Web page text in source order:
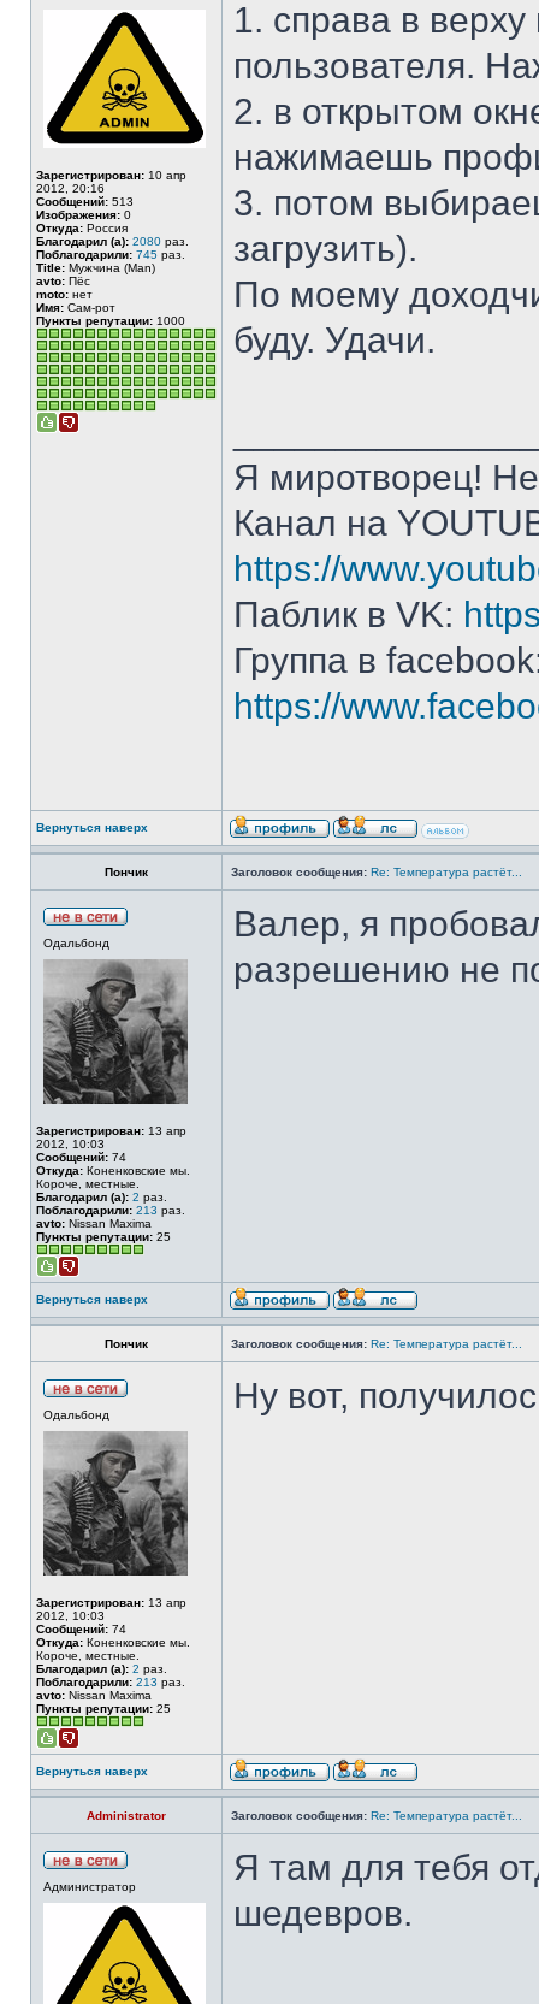
Зарегистрирован: 10 апр
2012, 20:16
Сообщений: 513
Изображения: 0
Откуда: Россия
Благодарил (а): 2080 раз.
Поблагодарили: 745 раз.
Title: Мужчина (Man)
avto: Пёс
moto: нет
Имя: Сам-рот
Пункты репутации: 1000
1. справа в
пользователя.
2. в открытом
нажимаешь
3. потом
загрузить).
По моему
буду. Удачи.
Я миротворец!
Канал на
https://
Паблик в VK:
Группа в
https://
Вернуться наверх
Пончик Заголовок сообщения: Re: Температура растёт...
Одальбонд
Зарегистрирован: 13 апр
2012, 10:03
Сообщений: 74
Откуда: Коненковские мы.
Короче, местные.
Благодарил (а): 2 раз.
Поблагодарили: 213 раз.
avto: Nissan Maxima
Пункты репутации: 25
Валер, я
разрешению не
Вернуться наверх
Пончик Заголовок сообщения: Re: Температура растёт...
Одальбонд
Зарегистрирован: 13 апр
2012, 10:03
Сообщений: 74
Откуда: Коненковские мы.
Короче, местные.
Благодарил (а): 2 раз.
Поблагодарили: 213 раз.
avto: Nissan Maxima
Пункты репутации: 25
Ну вот,
Вернуться наверх
Administrator Заголовок сообщения: Re: Температура растёт...
Администратор
Я там для тебя
шедевров.